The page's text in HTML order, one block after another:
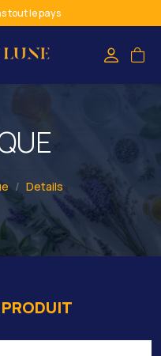
à la lumière
Details
PRODUIT